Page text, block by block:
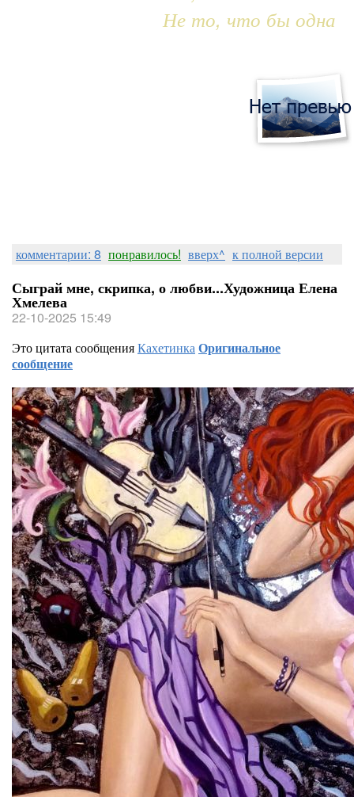
Не то, что бы одна
комментарии: 8 понравилось! вверх^ к полной версии
Сыграй мне, скрипка, о любви...Художница Елена
Хмелева
22-10-2025 15:49
Это цитата сообщенияКахетинкаОригинальное
сообщение